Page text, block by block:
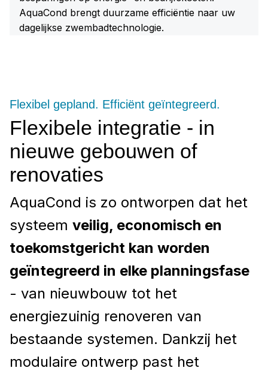
AquaCond brengt duurzame efficiëntie naar uw
dagelijkse zwembadtechnologie.
Flexibele integratie - in
nieuwe gebouwen of
renovaties
Flexibel gepland. Efficiënt geïntegreerd.
AquaCond is zo ontworpen dat het
systeem veilig, economisch en
toekomstgericht kan worden
geïntegreerd in elke planningsfase
- van nieuwbouw tot het
energiezuinig renoveren van
bestaande systemen. Dankzij het
modulaire ontwerp past het